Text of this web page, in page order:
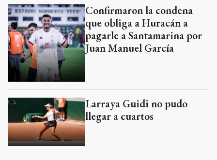
Confirmaron la condena
que obliga a Huracán a
pagarle a Santamarina por
Juan Manuel García
Larraya Guidi no pudo
llegar a cuartos